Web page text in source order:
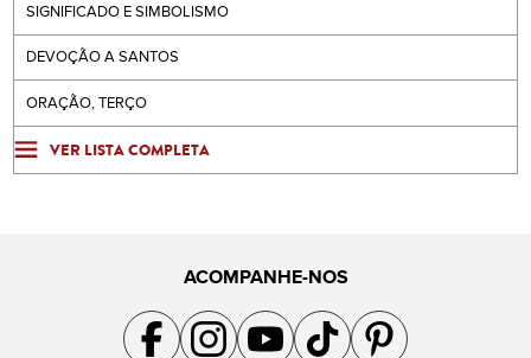
SIGNIFICADO E SIMBOLISMO
DEVOÇÃO A SANTOS
ORAÇÃO, TERÇO
VER LISTA COMPLETA
ACOMPANHE-NOS
Acompanhe a gente no Facebook
Acompanhe a gente no Instagram
Acompanhe a gente no YouTube
Acompanhe a gente no TikTok
Acompanhe a gente no